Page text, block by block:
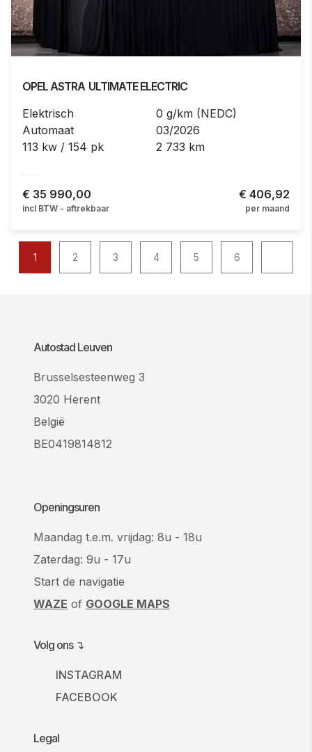
OPELASTRA ULTIMATE ELECTRIC
Elektrisch
Automaat
113 kw / 154 pk
0 g/km (NEDC)
03/2026
2 733 km
€ 35 990,00
incl BTW - aftrekbaar
€ 406,92
per maand
1 2 3 4 5 6
Autostad Leuven
Brusselsesteenweg 3
3020 Herent
België
BE0419814812
Openingsuren
Maandag t.e.m. vrijdag: 8u - 18u
Zaterdag: 9u - 17u
Start de navigatie
WAZE of GOOGLE MAPS
Volg ons ↴
INSTAGRAM
FACEBOOK
Legal